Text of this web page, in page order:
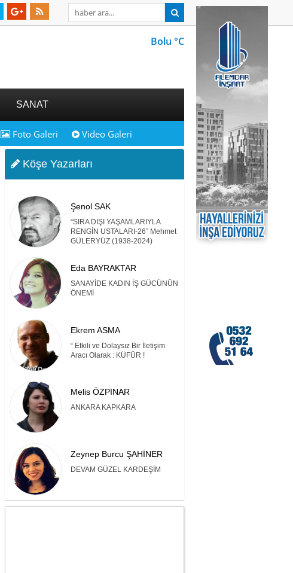
Bolu °C
SANAT
Foto Galeri Video Galeri
Köşe Yazarları
Şenol SAK
“SIRA DIŞI YAŞAMLARIYLA
RENGİN USTALARI-26” Mehmet
GÜLERYÜZ (1938-2024)
Eda BAYRAKTAR
SANAYİDE KADIN İŞ GÜCÜNÜN
ÖNEMİ
Ekrem ASMA
“ Etkili ve Dolaysız Bir İletişim
Aracı Olarak : KÜFÜR !
Melis ÖZPINAR
ANKARA KAPKARA
Zeynep Burcu ŞAHİNER
DEVAM GÜZEL KARDEŞİM